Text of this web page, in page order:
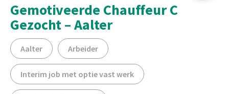
Gemotiveerde Chauffeur C
Gezocht – Aalter
Aalter Arbeider
Interim job met optie vast werk